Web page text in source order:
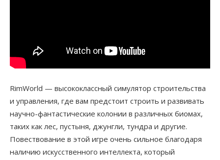
RimWorld — высококлассный симулятор строительства
и управления, где вам предстоит строить и развивать
научно-фантастические колонии в различных биомах,
таких как лес, пустыня, джунгли, тундра и другие.
Повествование в этой игре очень сильное благодаря
наличию искусственного интеллекта, который